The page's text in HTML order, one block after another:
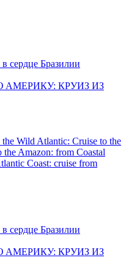
сердце Бразилии
КРУИЗ ИЗ
the Wild Atlantic: Cruise to the
Amazon: from Coastal
Coast: cruise from
сердце Бразилии
КРУИЗ ИЗ